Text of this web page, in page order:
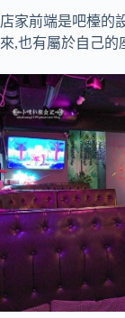
店家前端是吧檯的
來,也有屬於自己的